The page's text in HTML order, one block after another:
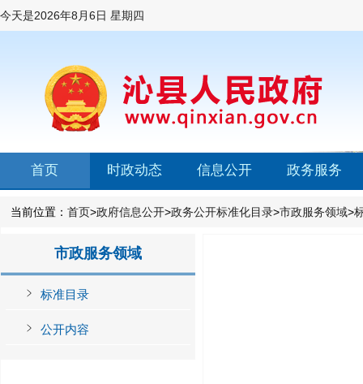
今天是2026年8月6日 星期四
首页 时政动态 信息公开 政务服务
当前位置： 首页>政府信息公开>政务公开标准化目录>市政服务领域>
市政服务领域
标准目录
公开内容